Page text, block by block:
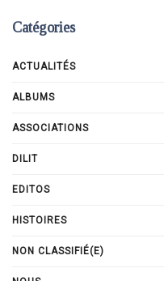
Catégories
ACTUALITÉS
ALBUMS
ASSOCIATIONS
DILIT
EDITOS
HISTOIRES
NON CLASSIFIÉ(E)